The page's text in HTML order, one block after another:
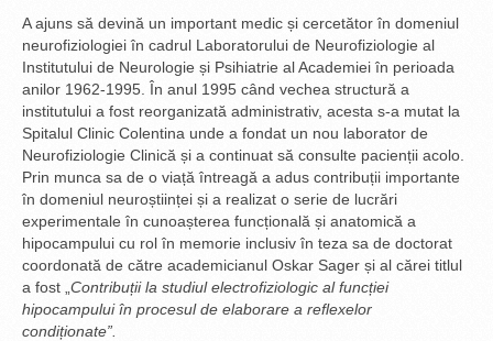
A ajuns să devină un important medic și cercetător în domeniul
neurofiziologiei în cadrul Laboratorului de Neurofiziologie al
Institutului de Neurologie și Psihiatrie al Academiei în perioada
anilor 1962-1995. În anul 1995 când vechea structură a
institutului a fost reorganizată administrativ, acesta s-a mutat la
Spitalul Clinic Colentina unde a fondat un nou laborator de
Neurofiziologie Clinică și a continuat să consulte pacienții acolo.
Prin munca sa de o viață întreagă a adus contribuții importante
în domeniul neuroștiinței și a realizat o serie de lucrări
experimentale în cunoașterea funcțională și anatomică a
hipocampului cu rol în memorie inclusiv în teza sa de doctorat
coordonată de către academicianul Oskar Sager și al cărei titlul
a fost „ Contribuții la studiul electrofiziologic al funcției
hipocampului în procesul de elaborare a reflexelor
condiționate”.